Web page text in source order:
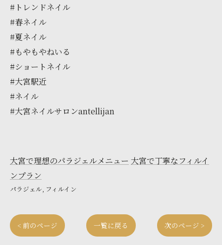
#トレンドネイル
#春ネイル
#夏ネイル
#もやもやねいる
#ショートネイル
#大宮駅近
#ネイル
#大宮ネイルサロンantellijan
大宮で理想のパラジェルメニュー 大宮で丁寧なフィルイ
ンプラン
パラジェル フィルイン
< 前のページ 一覧に戻る 次のページ >